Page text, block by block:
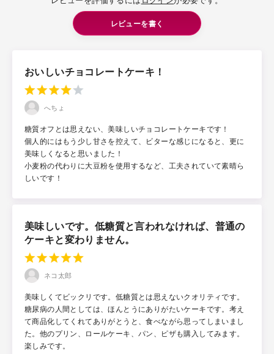
レビューを書く
おいしいチョコレートケーキ！
へちょ
糖質オフとは思えない、美味しいチョコレートケーキです！
個人的にはもう少し甘さを控えて、ビターな感じになると、更に
美味しくなると思いました！
小麦粉の代わりに大豆粉を使用するなど、工夫されていて素晴ら
しいです！
美味しいです。低糖質と言われなければ、普通の
ケーキと変わりません。
ネコ太郎
美味しくてビックリです。低糖質とは思えないクオリティです。
糖尿病の人間としては、ほんとうにありがたいケーキです。考え
て商品化してくれてありがとうと、食べながら思ってしまいまし
た。他のプリン、ロールケーキ、パン、ピザも購入してみます。
楽しみです。